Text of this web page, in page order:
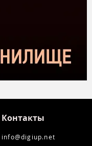
Контакты
info@digiup.net